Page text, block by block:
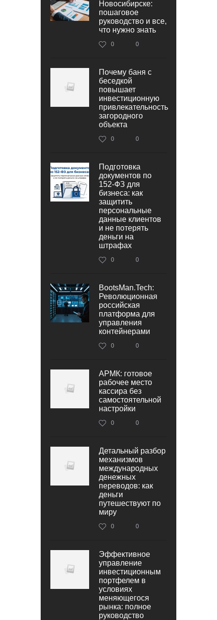
Новосибирске:
пошаговое
руководство и все,
что нужно знать
0 0
Почему баня с
беседкой
повышает
инвестиционную
привлекательность
загородного
объекта
0 0
Подготовка
документов по
152‑ФЗ для
бизнеса: как
защитить
персональные
данные клиентов
и не потерять
деньги на
штрафах
0 0
BootsMan.Tech:
Революционная
российская
платформа для
управления
контейнерами
0 0
АРМК: готовое
рабочее место
кассира без
самостоятельной
настройки
0 0
Детальный разбор
механизмов
международных
денежных
переводов: как
деньги
путешествуют по
миру
0 0
Эффективное
управление
инвестиционным
портфелем в
условиях
меняющегося
рынка: полное
руководство